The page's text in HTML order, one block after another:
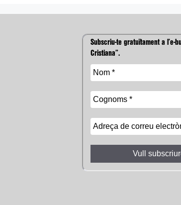
Subscriu-te gratuïtament a l’e-
Cristiana”.